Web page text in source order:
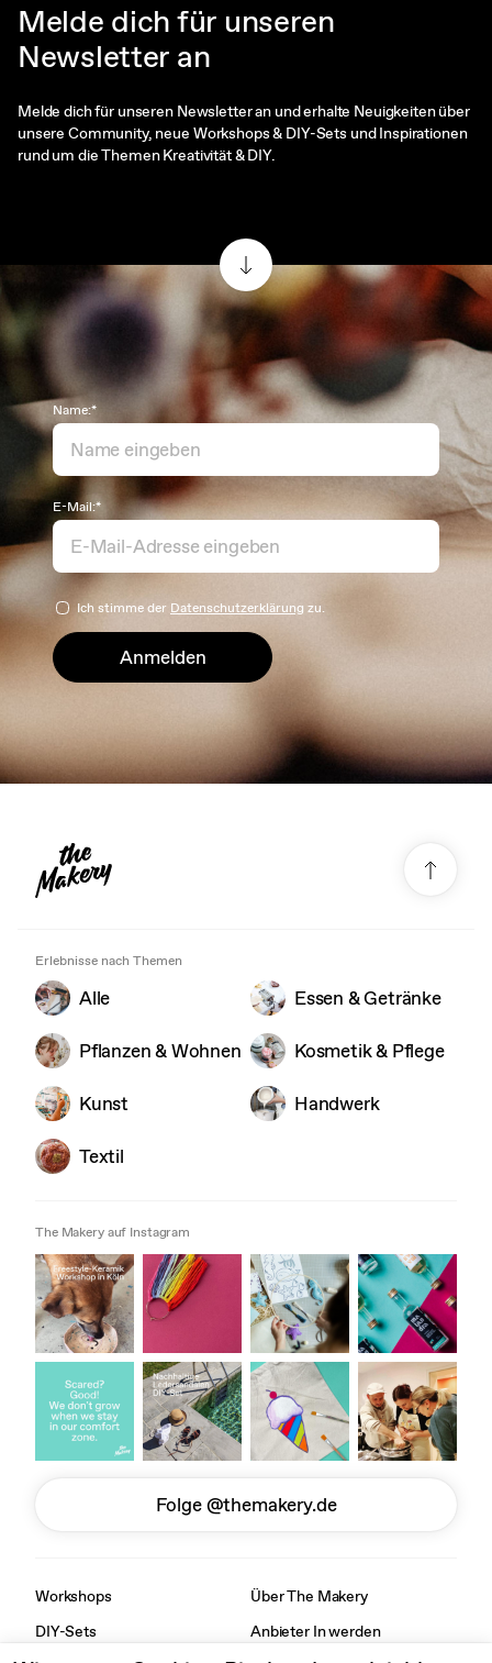
Melde dich für unseren
Newsletter an
Melde dich für unseren Newsletter an und erhalte Neuigkeiten über
unsere Community, neue Workshops & DIY-Sets und Inspirationen
rund um die Themen Kreativität & DIY.
Name:*
E-Mail:*
Ich stimme der Datenschutzerklärung zu.
Anmelden
Erlebnisse nach Themen
Alle Essen & Getränke
Pflanzen & Wohnen Kosmetik & Pflege
Kunst Handwerk
Textil
The Makery auf Instagram
Folge @themakery.de
Workshops
DIY-Sets
Über The Makery
Anbieter In werden